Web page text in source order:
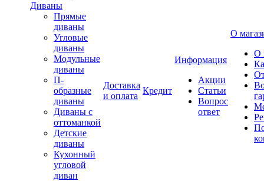
Диваны
Прямые
диваны
Угловые
диваны
Модульные
диваны
П-
образные
диваны
Диваны с
оттоманкой
Детские
диваны
Кухонный
угловой
диван
Доставка
и оплата
Кредит
Информация
Акции
Статьи
Вопрос
ответ
О
О